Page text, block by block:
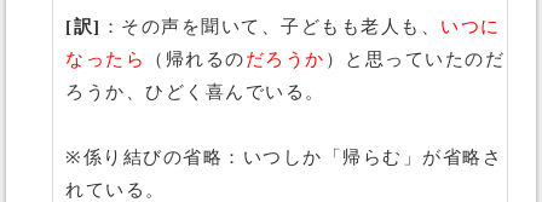
[訳] ：その声を聞いて、子どもも老人も、 いつに
なったら
（帰れるのだろうか ）と思っていたのだ
ろうか、ひどく喜んでいる。
※係り結びの省略：いつしか「帰らむ」が省略さ
れている。